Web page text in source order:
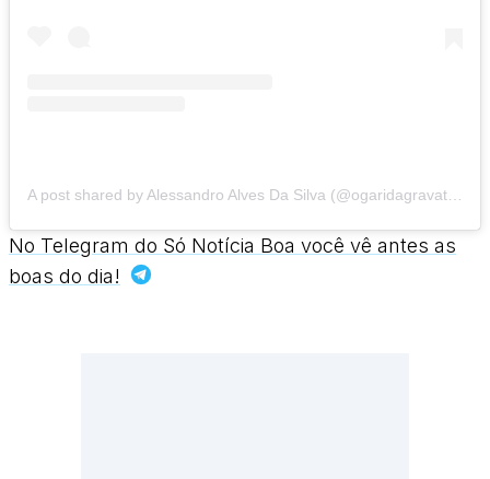
A post shared by Alessandro Alves Da Silva (@ogaridagravata18ofc)
No Telegram do Só Notícia Boa você vê antes as
boas do dia!